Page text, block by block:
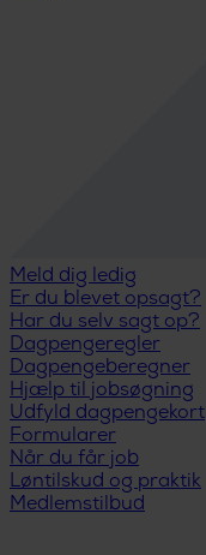
Meld dig ledig
Er du blevet opsagt?
Har du selv sagt op?
Dagpengeregler
Dagpengeberegner
Hjælp til jobsøgning
Udfyld dagpengekort
Formularer
Når du får job
Løntilskud og praktik
Medlemstilbud